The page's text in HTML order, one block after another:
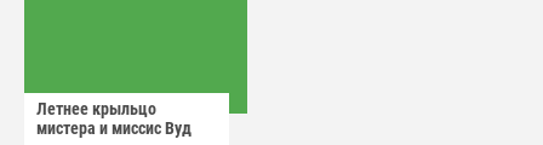
Летнее крыльцо
мистера и миссис Вуд